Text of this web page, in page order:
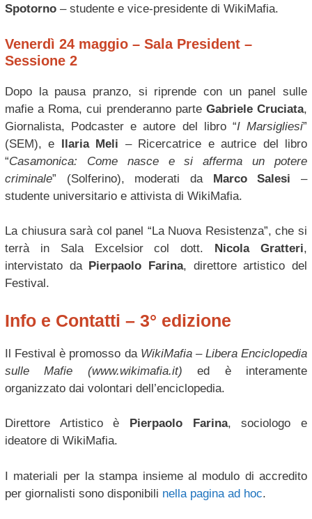
Spotorno – studente e vice-presidente di WikiMafia.
Venerdì 24 maggio – Sala President –
Sessione 2
Dopo la pausa pranzo, si riprende con un panel sulle
mafie a Roma, cui prenderanno parte Gabriele Cruciata,
Giornalista, Podcaster e autore del libro “I Marsigliesi”
(SEM), e Ilaria Meli – Ricercatrice e autrice del libro
“Casamonica: Come nasce e si afferma un potere
criminale” (Solferino), moderati da Marco Salesi –
studente universitario e attivista di WikiMafia.
La chiusura sarà col panel “La Nuova Resistenza”, che si
terrà in Sala Excelsior col dott. Nicola Gratteri,
intervistato da Pierpaolo Farina, direttore artistico del
Festival.
Info e Contatti – 3° edizione
Il Festival è promosso da WikiMafia – Libera Enciclopedia
sulle Mafie (www.wikimafia.it) ed è interamente
organizzato dai volontari dell’enciclopedia.
Direttore Artistico è Pierpaolo Farina, sociologo e
ideatore di WikiMafia.
I materiali per la stampa insieme al modulo di accredito
per giornalisti sono disponibili nella pagina ad hoc.